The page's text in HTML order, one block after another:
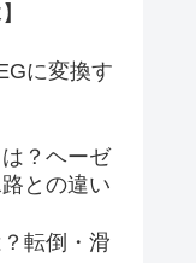
に変換す
？ヘーゼ
との違い
転倒・滑